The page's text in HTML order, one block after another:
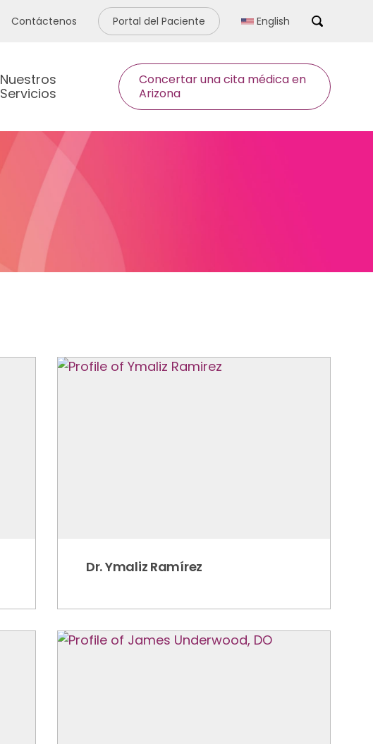
Contáctenos Portal del Paciente English Search
Nuestros
Servicios
Concertar una cita médica en
Arizona
Dr. Ymaliz Ramírez